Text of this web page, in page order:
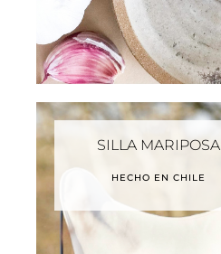
SILLA MARIPOSA
HECHO EN CHILE